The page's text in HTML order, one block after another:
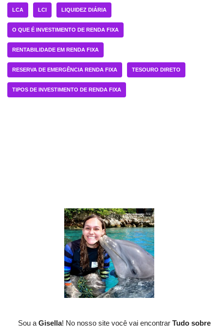
LCA LCI LIQUIDEZ DIÁRIA
O QUE É INVESTIMENTO DE RENDA FIXA
RENTABILIDADE EM RENDA FIXA
RESERVA DE EMERGÊNCIA RENDA FIXA TESOURO DIRETO
TIPOS DE INVESTIMENTO DE RENDA FIXA
Sou a Gisella! No nosso site você vai encontrar Tudo sobre